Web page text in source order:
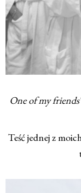
One of my
Teść jednej z